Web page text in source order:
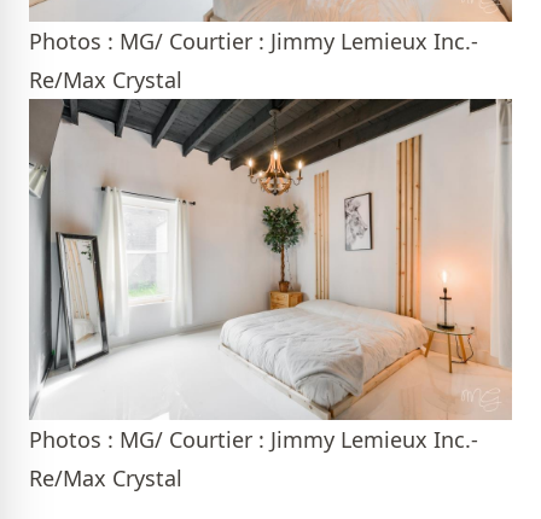
Photos : MG/ Courtier : Jimmy Lemieux Inc.-
Re/Max Crystal
Photos : MG/ Courtier : Jimmy Lemieux Inc.-
Re/Max Crystal